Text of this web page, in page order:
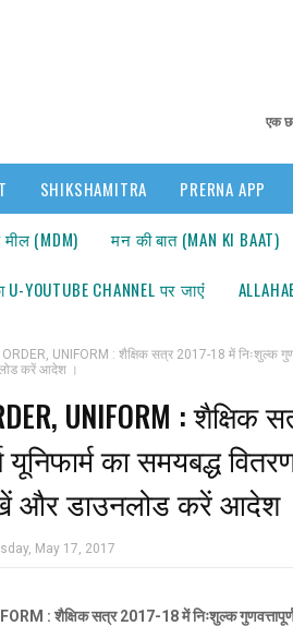
एक
SHIKSHAMITRA PRERNA APP
(MDM) मन की बात (MAN KI BAAT)
YOUTUBE CHANNEL पर जाएंं
UNIFORM : शैक्षिक सत्र 2017-18 में निःशुल्क
करें आदेश ।
UNIFORM : शैक्षिक
यूनिफार्म का समयबद्ध
और डाउनलोड करें आदेश
May 17, 2017
: शैक्षिक सत्र 2017-18 में निःशुल्क
सूचना: अधिक संबंधित समाचारों के